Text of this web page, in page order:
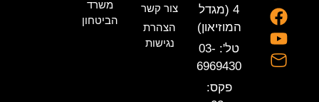
צור קשר
הצהרת
נגישות
משרד
הביטחון
4 (מגדל
המוזיאון)
טל': 03-
6969430
פקס: